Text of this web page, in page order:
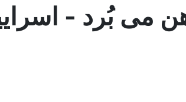
می بُرد -